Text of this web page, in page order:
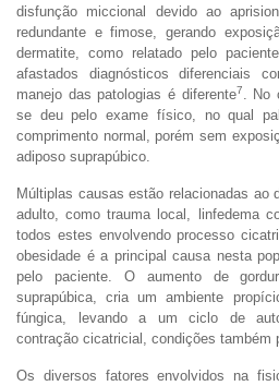
disfunção miccional devido ao
redundante e fimose, gerando
dermatite, como relatado pelo paciente
afastados diagnósticos diferenciais
manejo das patologias é diferente7
.
se deu pelo exame físico, no qual
comprimento normal, porém sem
adiposo suprapúbico.
Múltiplas causas estão relacionadas ao
adulto, como trauma local, linfedema
todos estes envolvendo processo
obesidade é a principal causa nesta
pelo paciente. O aumento de
suprapúbica, cria um ambiente
fúngica, levando a um ciclo de
contração cicatricial, condições também
Os diversos fatores envolvidos na